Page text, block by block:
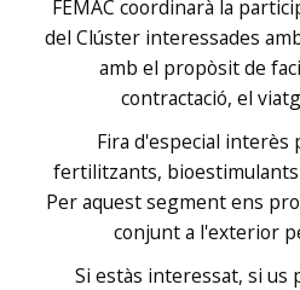
FEMAC coordinarà la
del Clúster interessades
amb el propòsit de
contractació, el
Fira d'especial interès
fertilitzants, bioestimulants
Per aquest segment ens
conjunt a l'exterior
Si estàs interessat, si us